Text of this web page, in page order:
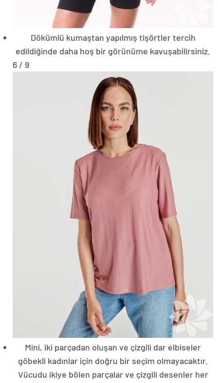
Dökümlü kumaştan yapılmış tişörtler tercih
edildiğinde daha hoş bir görünüme kavuşabilirsiniz.
6 / 9
Mini, iki parçadan oluşan ve çizgili dar elbiseler
göbekli kadınlar için doğru bir seçim olmayacaktır.
Vücudu ikiye bölen parçalar ve çizgili desenler her